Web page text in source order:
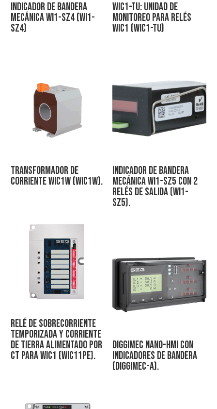
Indicador de bandera
mecánica WI1-SZ4 (WI1-
SZ4)
WIC1-TU: Unidad de
monitoreo para relés
WIC1 (WIC1-TU)
Transformador de
corriente WIC1W (WIC1W).
Indicador de bandera
mecánica WI1-SZ5 con 2
relés de salida (WI1-
SZ5).
Relé de Sobrecorriente
Temporizada y Corriente
de Tierra Alimentado por
CT para WIC1 (WIC11PE).
DiggiMEC Nano-HMI con
indicadores de bandera
(DiggiMEC-A).